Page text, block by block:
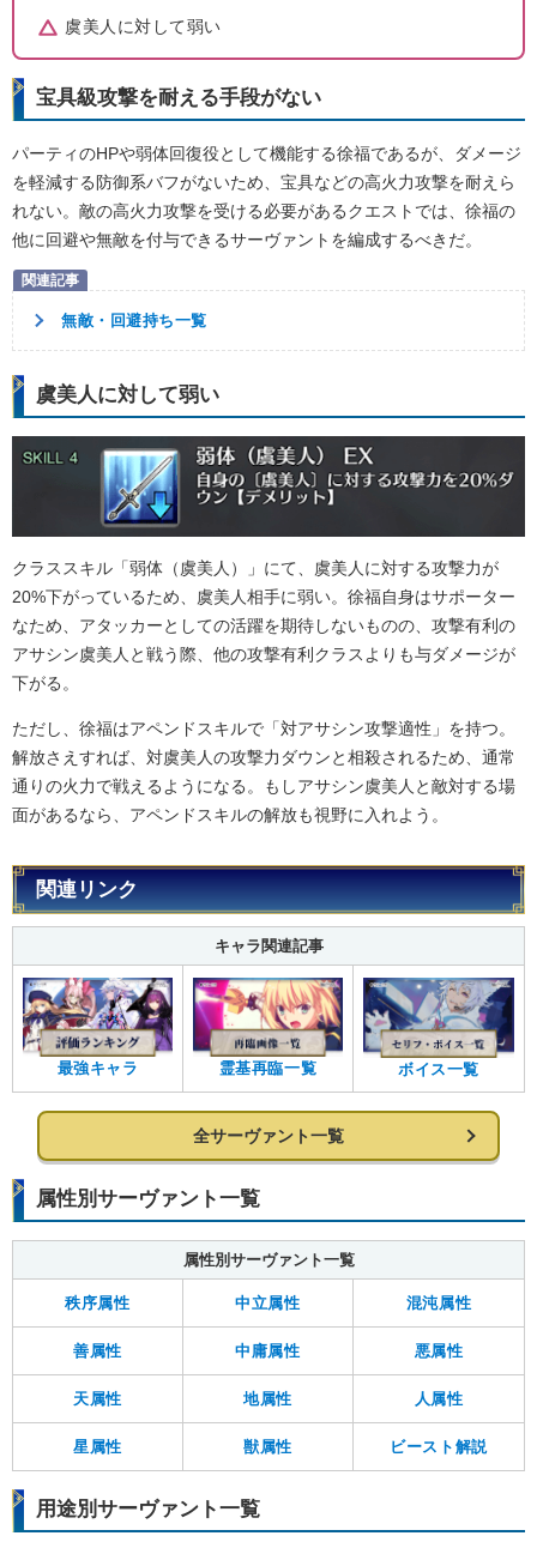
虞美人に対して弱い
宝具級攻撃を耐える手段がない
パーティのHPや弱体回復役として機能する徐福であるが、ダメージ
を軽減する防御系バフがないため、宝具などの高火力攻撃を耐えら
れない。敵の高火力攻撃を受ける必要があるクエストでは、徐福の
他に回避や無敵を付与できるサーヴァントを編成するべきだ。
無敵・回避持ち一覧
虞美人に対して弱い
クラススキル「弱体（虞美人）」にて、虞美人に対する攻撃力が
20%下がっているため、虞美人相手に弱い。徐福自身はサポーター
なため、アタッカーとしての活躍を期待しないものの、攻撃有利の
アサシン虞美人と戦う際、他の攻撃有利クラスよりも与ダメージが
下がる。
ただし、徐福はアペンドスキルで「対アサシン攻撃適性」を持つ。
解放さえすれば、対虞美人の攻撃力ダウンと相殺されるため、通常
通りの火力で戦えるようになる。もしアサシン虞美人と敵対する場
面があるなら、アペンドスキルの解放も視野に入れよう。
関連リンク
キャラ関連記事
最強キャラ 霊基再臨一覧 ボイス一覧
全サーヴァント一覧
属性別サーヴァント一覧
属性別サーヴァント一覧
秩序属性 中立属性 混沌属性
善属性 中庸属性 悪属性
天属性 地属性 人属性
星属性 獣属性 ビースト解説
用途別サーヴァント一覧